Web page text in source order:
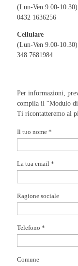
(Lun-Ven 9.00-10.30)
0432 1636256
Cellulare
(Lun-Ven 9.00-10.30)
348 7681984
Per informazioni,
compila il “Modulo
Ti ricontatteremo al
Il tuo nome *
La tua email *
Ragione sociale
Telefono *
Comune